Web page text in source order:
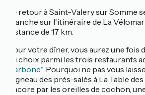
Le retour à Saint-Valery sur Somme
Blanche sur l'itinéraire de La
distance de 17 km.
Pour votre dîner, vous aurez une fois
du choix parmi les trois restaurants
Carbone*. Pourquoi ne pas vous
l'agneau des prés-salés à La Table
encore par les oreilles de cochon,